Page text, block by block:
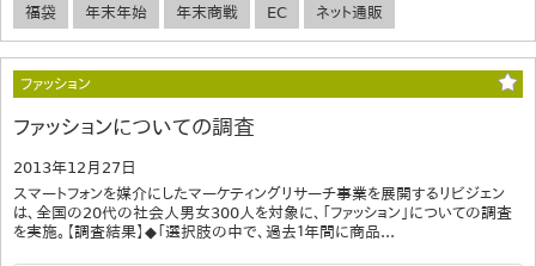
福袋 年末年始 年末商戦 EC ネット通販
ファッション
ファッションについての調査
2013年12月27日
スマートフォンを媒介にしたマーケティングリサーチ事業を展開するリビジェン
は、全国の20代の社会人男女300人を対象に、「ファッション」についての調査
を実施。【調査結果】◆「選択肢の中で、過去１年間に商品...